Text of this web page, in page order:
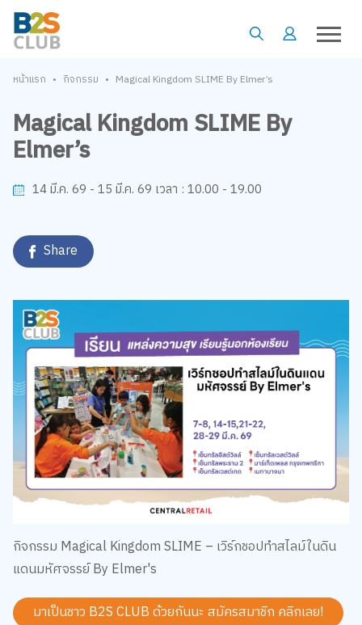
หน้าแรก • กิจกรรม • Magical Kingdom SLIME By Elmer’s
Magical Kingdom SLIME By
Elmer’s
14 มี.ค. 69 - 15 มี.ค. 69 เวลา : 10.00 - 19.00
Share
กิจกรรม Magical Kingdom SLIME – เวิร์กชอปทำสไลม์ในดิน
แดนมหัศจรรย์ By Elmer's
มาเป็นชาว B2S CLUB ด้วยกันนะ สมัครสมาชิก คลิกเลย!